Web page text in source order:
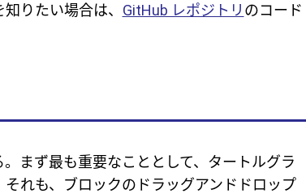
りたい場合は、 GitHub レポジトリ のコード
まず最も重要なこととして、タートルグラ
れも、ブロックのドラッグアンドドロップ